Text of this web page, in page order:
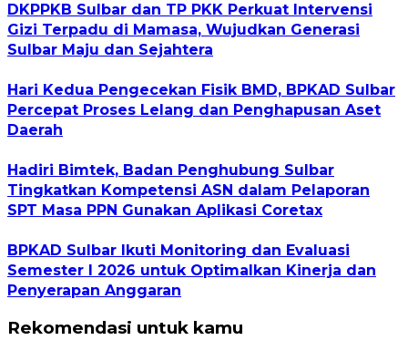
DKPPKB Sulbar dan TP PKK Perkuat Intervensi
Gizi Terpadu di Mamasa, Wujudkan Generasi
Sulbar Maju dan Sejahtera
Hari Kedua Pengecekan Fisik BMD, BPKAD Sulbar
Percepat Proses Lelang dan Penghapusan Aset
Daerah
Hadiri Bimtek, Badan Penghubung Sulbar
Tingkatkan Kompetensi ASN dalam Pelaporan
SPT Masa PPN Gunakan Aplikasi Coretax
BPKAD Sulbar Ikuti Monitoring dan Evaluasi
Semester I 2026 untuk Optimalkan Kinerja dan
Penyerapan Anggaran
Rekomendasi untuk kamu